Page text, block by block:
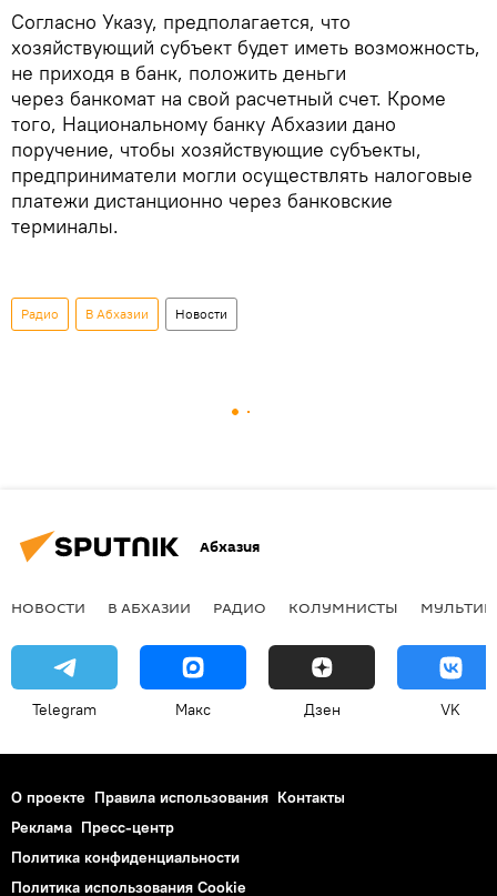
Согласно Указу, предполагается, что
хозяйствующий субъект будет иметь возможность,
не приходя в банк, положить деньги
через банкомат на свой расчетный счет. Кроме
того, Национальному банку Абхазии дано
поручение, чтобы хозяйствующие субъекты,
предприниматели могли осуществлять налоговые
платежи дистанционно через банковские
терминалы.
Радио В Абхазии Новости
Абхазия
НОВОСТИ В АБХАЗИИ РАДИО КОЛУМНИСТЫ
Telegram Макс Дзен VK
О проекте Правила использования Контакты
Реклама Пресс-центр
Политика конфиденциальности
Политика использования Cookie